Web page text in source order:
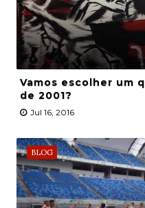
Vamos escolher um
de 2001?
Jul 16, 2016
BLOG